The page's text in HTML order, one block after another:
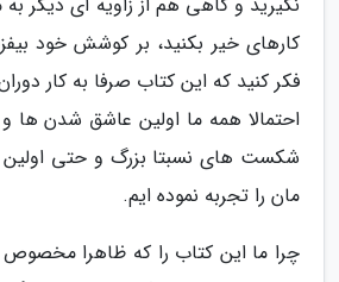
کارهای خیر بکنید، بر کوشش خود
فکر کنید که این کتاب صرفا به کار
احتمالا همه ما اولین عاشق شدن ها
شکست های نسبتا بزرگ و حتی
مان را تجربه نموده ایم.
چرا ما این کتاب را که ظاهرا